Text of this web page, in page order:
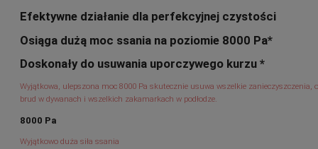
Efektywne działanie dla perfekcyjnej czystości
Osiąga dużą moc ssania na poziomie 8000 Pa*
Doskonały do usuwania uporczywego kurzu *
Wyjątkowa, ulepszona moc 8000 Pa skutecznie usuwa wszelkie zanieczyszczenia,
brud w dywanach i wszelkich zakamarkach w podłodze.
8000 Pa
Wyjątkowo duża siła ssania